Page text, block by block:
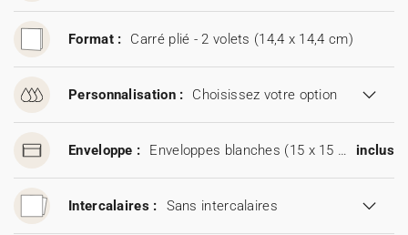
Stickers
Format : Carré plié - 2 volets (14,4 x 14,4 cm)
Personnalisation : Choisissez votre option
Enveloppe : Enveloppes blanches (15 x 15 cm) inclus
Intercalaires : Sans intercalaires